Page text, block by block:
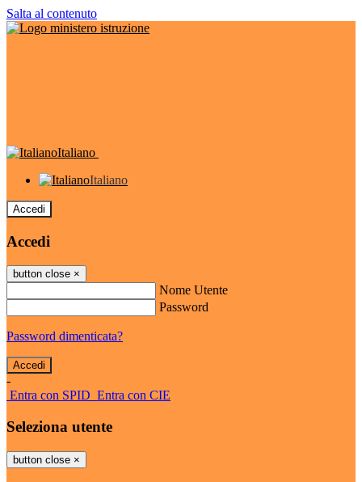
Salta al contenuto
Italiano
Italiano
Accedi
Accedi
button close ×
Nome Utente
Password
Password dimenticata?
-
Entra con SPID Entra con CIE
Seleziona utente
button close ×